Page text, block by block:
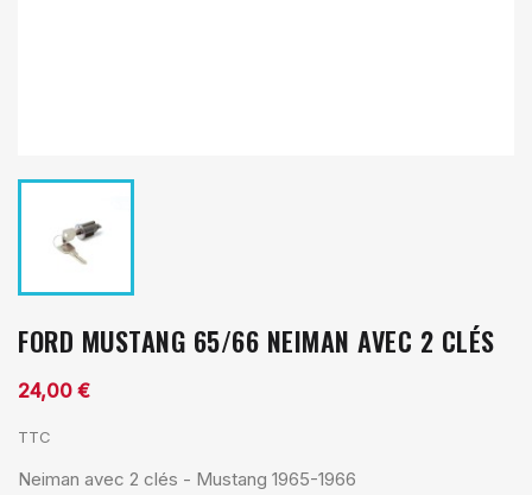
FORD MUSTANG 65/66 NEIMAN AVEC 2 CLÉS
24,00 €
TTC
Neiman avec 2 clés - Mustang 1965-1966